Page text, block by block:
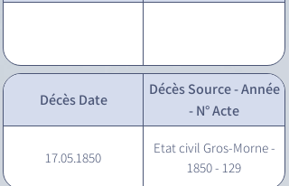
Décès Date
Décès Source - Année
- N° Acte
17.05.1850
Etat civil Gros-Morne -
1850 - 129